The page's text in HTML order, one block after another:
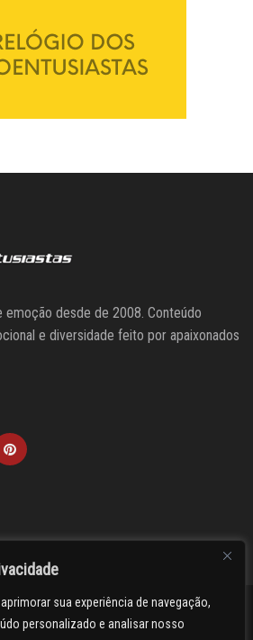
sua experiência de navegação,
personalizado e analisar nosso
emoção desde de 2008. Conteúdo
e diversidade feito por apaixonados